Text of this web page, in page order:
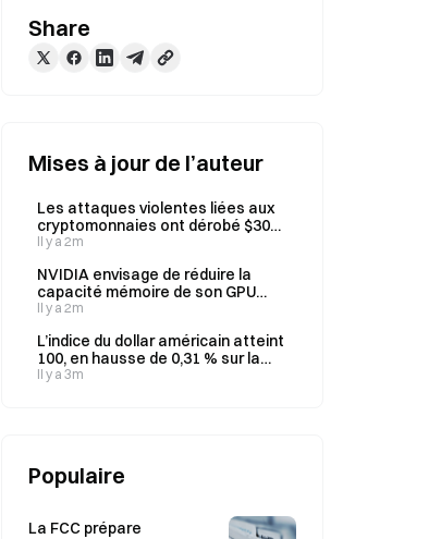
Share
Mises à jour de l’auteur
Les attaques violentes liées aux
cryptomonnaies ont dérobé $30M
jusqu’à la mi-2026 ; la France
Il y a 2m
NVIDIA envisage de réduire la
capacité mémoire de son GPU
Rubin Ultra en raison d’une pénurie
Il y a 2m
L’indice du dollar américain atteint
100, en hausse de 0,31 % sur la
journée.
Il y a 3m
Populaire
La FCC prépare